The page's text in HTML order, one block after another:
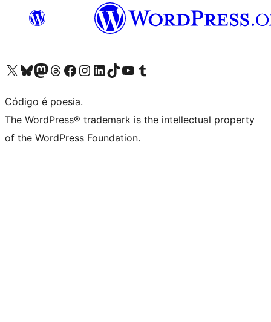
Visite a nossa conta X (antigo Twitter)
Visit our Bluesky account
Visit our Mastodon account
Visit our Threads account
Visite a nossa página do Facebook
Visite a nossa conta no Instagram
Visite a nossa conta no LinkedIn
Visit our TikTok account
Visit our YouTube channel
Visit our Tumblr account
Código é poesia.
The WordPress® trademark is the intellectual property
of the WordPress Foundation.